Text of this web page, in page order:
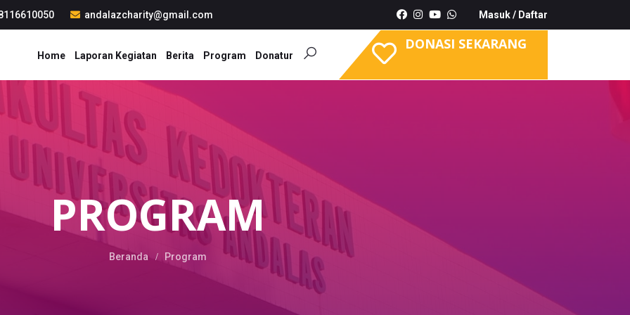
andalazcharity@gmail.com Masuk/ Daftar
Home Laporan Kegiatan Berita Program Donatur
DONASI SEKARANG
PROGRAM
Beranda Program